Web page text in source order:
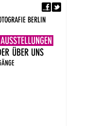
BERLIN
AUSSTELLUNGEN
ÜBER UNS